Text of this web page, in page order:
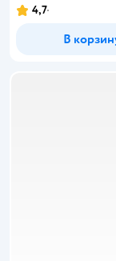
Рейтинг:
4,7
В